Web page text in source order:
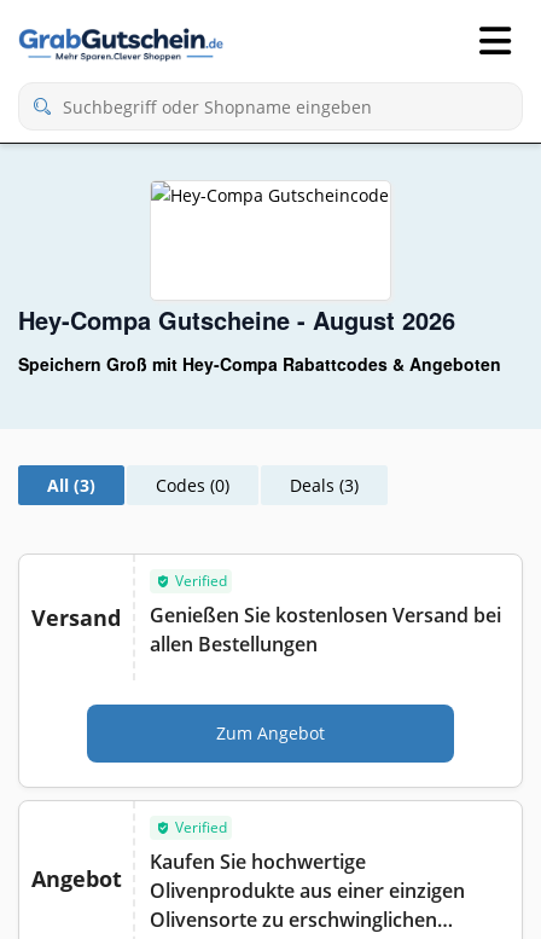
Hey-Compa Gutscheine - August 2026
Speichern Groß mit Hey-Compa Rabattcodes & Angeboten
All (3) Codes (0) Deals (3)
Versand
Verified
Genießen Sie kostenlosen Versand bei
allen Bestellungen
Zum Angebot
Angebot
Verified
Kaufen Sie hochwertige
Olivenprodukte aus einer einzigen
Olivensorte zu erschwinglichen